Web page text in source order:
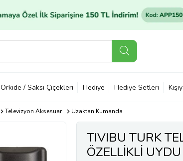
Orkide / Saksı Çiçekleri Hediye Hediye Setleri
Televizyon Aksesuar Uzaktan Kumanda
TIVIBU TURK
ÖZELLİKLİ